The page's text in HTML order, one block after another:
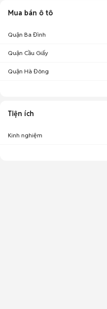
Mua bán ô tô
Quận Ba Đình
Quận Cầu Giấy
Quận Hà Đông
Tiện ích
Kinh nghiệm